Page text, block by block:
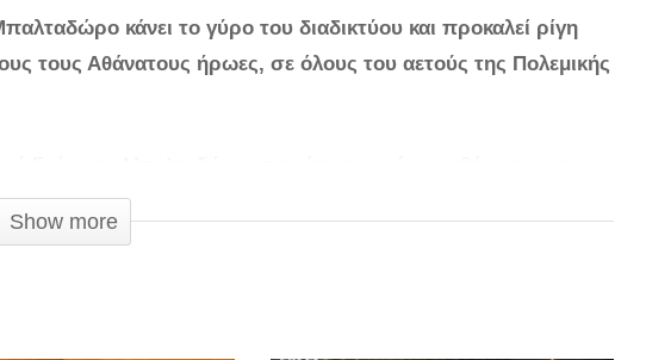
κάνει το γύρο του διαδικτύου και προκαλεί ρίγη
τους Αθάνατους ήρωες, σε όλους του αετούς της Πολεμικής
φωτιά. Μεταξύ των μηνυμάτων και των αφιερώσεων που
“Ήλιος Θεός” που πρωτοεκτέλεσε ο Βασίλης Σκούλας. Είναι
Show more